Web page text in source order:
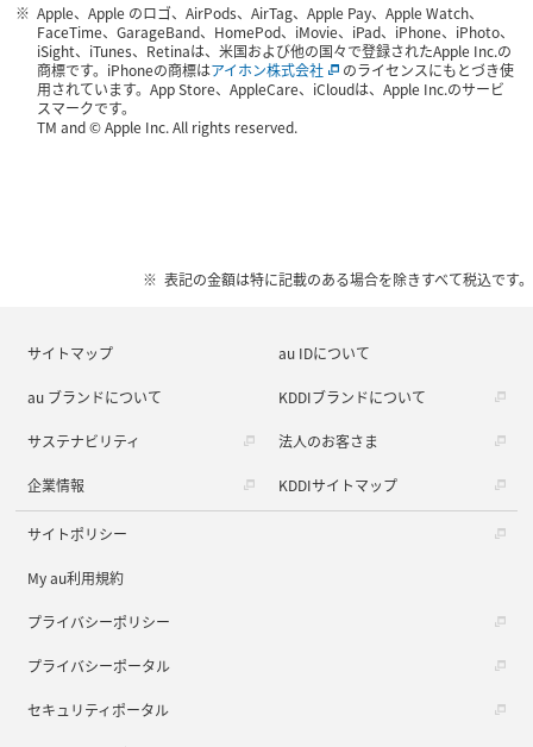
Apple、Apple のロゴ、AirPods、AirTag、Apple Pay、Apple Watch、
FaceTime、GarageBand、HomePod、iMovie、iPad、iPhone、iPhoto、
iSight、iTunes、Retinaは、米国および他の国々で登録されたApple Inc.の
商標です。iPhoneの商標はアイホン株式会社
のライセンスにもとづき使
用されています。App Store、AppleCare、iCloudは、Apple Inc.のサービ
スマークです。
TM and © Apple Inc. All rights reserved.
表記の金額は特に記載のある場合を除きすべて税込です。
サイトマップ au IDについて
au ブランドについて KDDIブランドについて
サステナビリティ 法人のお客さま
企業情報 KDDIサイトマップ
サイトポリシー
My au利用規約
プライバシーポリシー
プライバシーポータル
セキュリティポータル